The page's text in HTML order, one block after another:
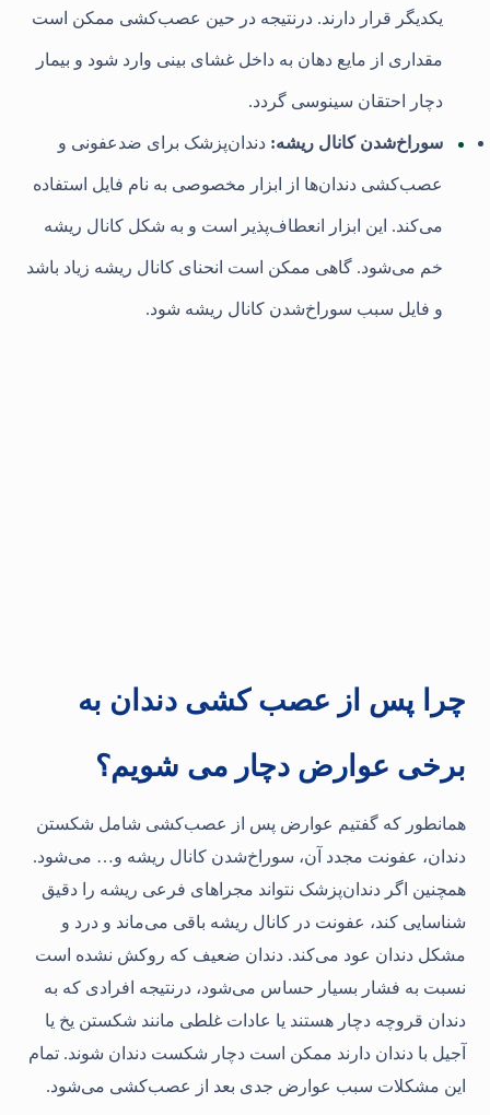
یکدیگر قرار دارند. درنتیجه در حین عصب‌کشی ممکن است
مقداری از مایع دهان به داخل غشای بینی وارد شود و بیمار
دچار احتقان سینوسی گردد.
سوراخ‌شدن کانال ریشه: دندان‌پزشک برای ضدعفونی و
عصب‌کشی دندان‌ها از ابزار مخصوصی به نام فایل استفاده
می‌کند. این ابزار انعطاف‌پذیر است و به شکل کانال ریشه
خم می‌شود. گاهی ممکن است انحنای کانال ریشه زیاد باشد
و فایل سبب سوراخ‌شدن کانال ریشه شود.
چرا پس از عصب کشی دندان به
برخی عوارض دچار می شویم؟
همانطور که گفتیم عوارض پس ‌از عصب‌کشی شامل شکستن
دندان، عفونت مجدد آن، سوراخ‌شدن کانال ریشه و… می‌شود.
همچنین اگر دندان‌پزشک نتواند مجراهای فرعی ریشه را دقیق
شناسایی کند، عفونت در کانال ریشه باقی می‌ماند و درد و
مشکل دندان عود می‌کند. دندان ضعیف که روکش نشده است
نسبت به فشار بسیار حساس می‌شود، درنتیجه افرادی که به
دندان قروچه دچار هستند یا عادات غلطی مانند شکستن یخ یا
آجیل با دندان دارند ممکن است دچار شکست دندان شوند. تمام
این مشکلات سبب عوارض جدی بعد از عصب‌کشی می‌شود.